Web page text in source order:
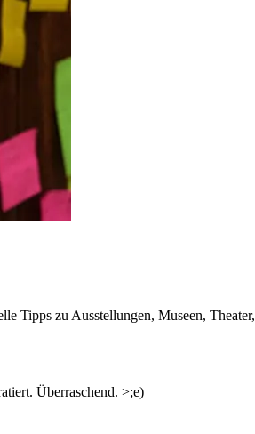
Tipps zu Ausstellungen, Museen, Theater,
Überraschend. >;e)